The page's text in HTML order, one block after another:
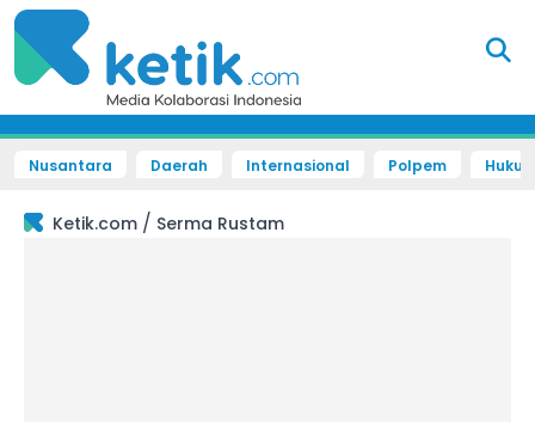
Nusantara Daerah Internasional Polpem
Ketik.com / Serma Rustam